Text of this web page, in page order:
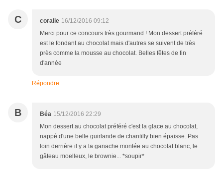
C coralie 16/12/2016 09:12
Merci pour ce concours très gourmand ! Mon dessert préféré
est le fondant au chocolat mais d'autres se suivent de très
près comme la mousse au chocolat. Belles fêtes de fin
d'année
Répondre
B Béa 15/12/2016 22:29
Mon dessert au chocolat préféré c'est la glace au chocolat,
nappé d'une belle guirlande de chantilly bien épaisse. Pas
loin derrière il y a la ganache montée au chocolat blanc, le
gâteau moelleux, le brownie... *soupir*